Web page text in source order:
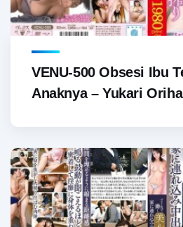
VENU-500 Obsesi Ibu
Anaknya – Yukari